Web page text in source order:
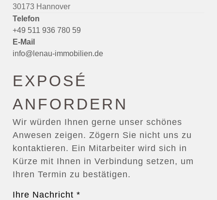
30173 Hannover
Telefon
+49 511 936 780 59
E-Mail
info@lenau-immobilien.de
EXPOSÉ
ANFORDERN
Wir würden Ihnen gerne unser schönes
Anwesen zeigen. Zögern Sie nicht uns zu
kontaktieren. Ein Mitarbeiter wird sich in
Kürze mit Ihnen in Verbindung setzen, um
Ihren Termin zu bestätigen.
Ihre Nachricht *